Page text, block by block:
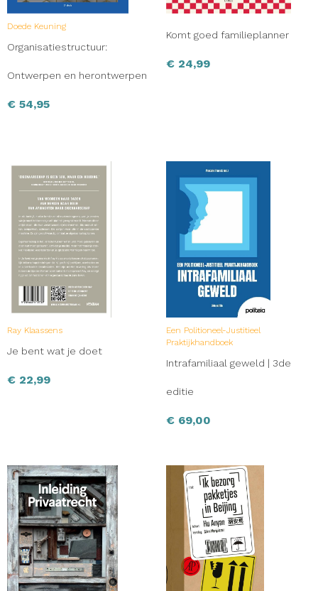
Doede Keuning
Organisatiestructuur:
Ontwerpen en herontwerpen
€ 54,95
Komt goed familieplanner
€ 24,99
Ray Klaassens
Je bent wat je doet
€ 22,99
Een Politioneel-Justitieel
Praktijkhandboek
Intrafamiliaal geweld | 3de
editie
€ 69,00